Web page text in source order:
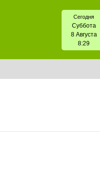
Сегодня
Суббота
8 Августа
8:29